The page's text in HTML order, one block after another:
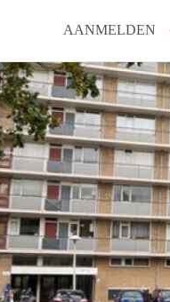
AANMELDEN